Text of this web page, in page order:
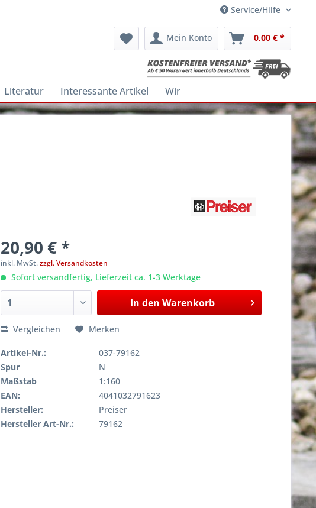
Service/Hilfe
Mein Konto 0,00 € *
Literatur Interessante Artikel Wir
20,90 € *
inkl. MwSt.zzgl. Versandkosten
Sofort versandfertig, Lieferzeit ca. 1-3 Werktage
In den Warenkorb
Vergleichen Merken
Artikel-Nr.:
037-79162
Spur
N
Maßstab
1:160
EAN:
4041032791623
Hersteller:
Preiser
Hersteller Art-Nr.:
79162